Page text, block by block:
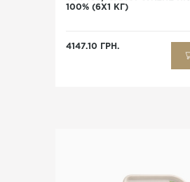
100% (6Х1 КГ)
4147.10 ГРН.